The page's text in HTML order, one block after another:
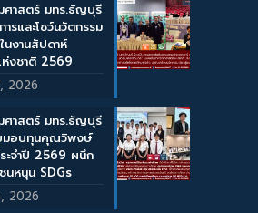
ศาสตร์ มทร.ธัญบุรี
ารและโชว์นวัตกรรม
นงานสัปดาห์
งชาติ 2569
2026
ศาสตร์ มทร.ธัญบุรี
มอบทุนคุณวิพงษ์
ะจำปี 2569 ผนึก
นหนุน SDGs
2026